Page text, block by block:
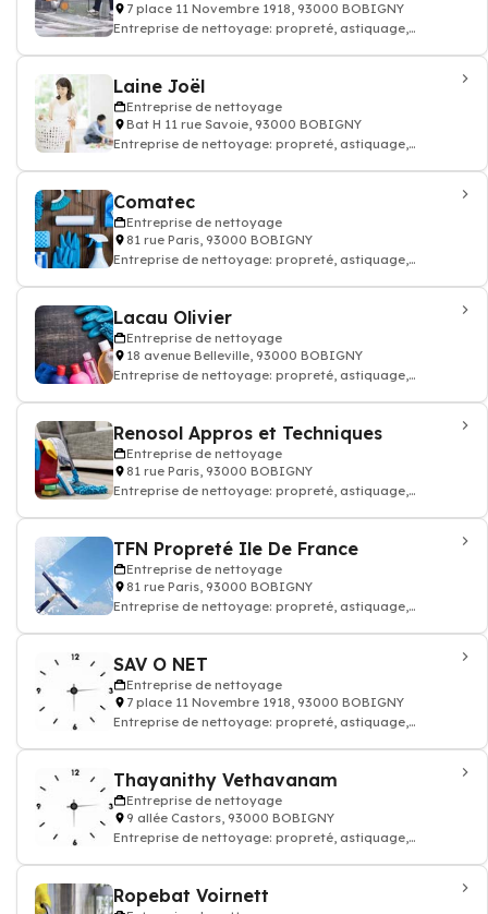
7 place 11 Novembre 1918, 93000 BOBIGNY
Entreprise de nettoyage: propreté, astiquage,
Laine Joël
Entreprise de nettoyage
Bat H 11 rue Savoie, 93000 BOBIGNY
Entreprise de nettoyage: propreté, astiquage,
Comatec
Entreprise de nettoyage
81 rue Paris, 93000 BOBIGNY
Entreprise de nettoyage: propreté, astiquage,
Lacau Olivier
Entreprise de nettoyage
18 avenue Belleville, 93000 BOBIGNY
Entreprise de nettoyage: propreté, astiquage,
Renosol Appros et Techniques
Entreprise de nettoyage
81 rue Paris, 93000 BOBIGNY
Entreprise de nettoyage: propreté, astiquage,
TFN Propreté Ile De France
Entreprise de nettoyage
81 rue Paris, 93000 BOBIGNY
Entreprise de nettoyage: propreté, astiquage,
SAV O NET
Entreprise de nettoyage
7 place 11 Novembre 1918, 93000 BOBIGNY
Entreprise de nettoyage: propreté, astiquage,
Thayanithy Vethavanam
Entreprise de nettoyage
9 allée Castors, 93000 BOBIGNY
Entreprise de nettoyage: propreté, astiquage,
Ropebat Voirnett